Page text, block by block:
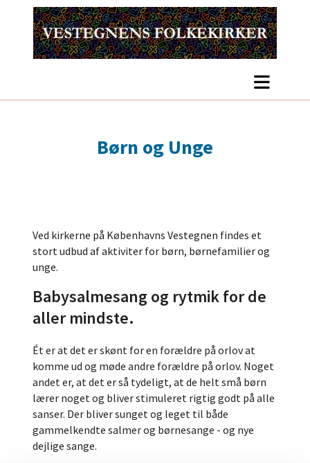
Børn og Unge
Ved kirkerne på Københavns Vestegnen findes et
stort udbud af aktiviter for børn, børnefamilier og
unge.
Babysalmesang og rytmik for de
aller mindste.
Ét er at det er skønt for en forældre på orlov at
komme ud og møde andre forældre på orlov. Noget
andet er, at det er så tydeligt, at de helt små børn
lærer noget og bliver stimuleret rigtig godt på alle
sanser. Der bliver sunget og leget til både
gammelkendte salmer og børnesange - og nye
dejlige sange.